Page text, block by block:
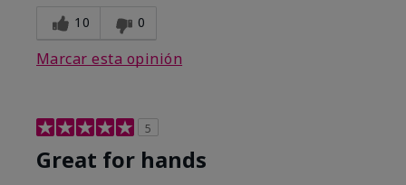
10 0
Marcar esta opinión
5
Great for hands